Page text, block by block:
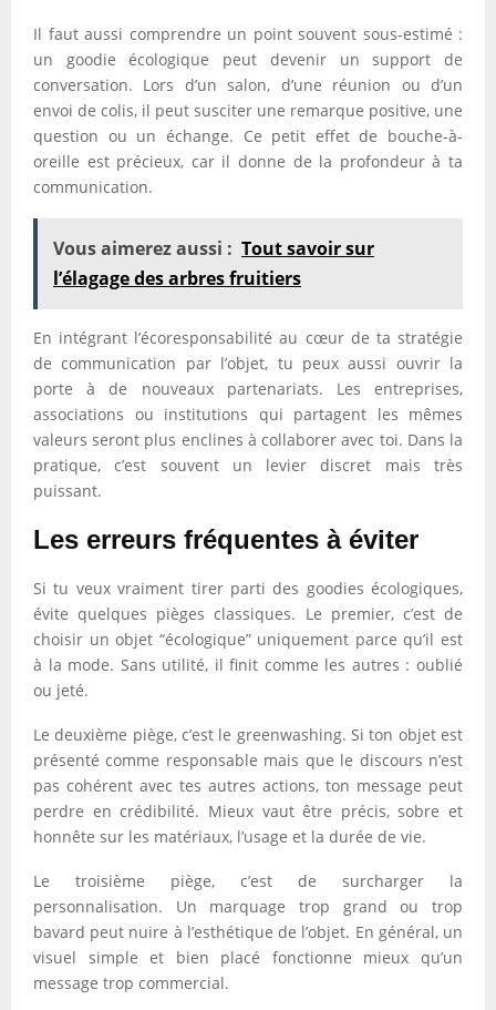
Il faut aussi comprendre un point souvent sous-estimé :
un goodie écologique peut devenir un support de
conversation. Lors d’un salon, d’une réunion ou d’un
envoi de colis, il peut susciter une remarque positive, une
question ou un échange. Ce petit effet de bouche-à-
oreille est précieux, car il donne de la profondeur à ta
communication.
Vous aimerez aussi : Tout savoir sur
l’élagage des arbres fruitiers
En intégrant l’écoresponsabilité au cœur de ta stratégie
de communication par l’objet, tu peux aussi ouvrir la
porte à de nouveaux partenariats. Les entreprises,
associations ou institutions qui partagent les mêmes
valeurs seront plus enclines à collaborer avec toi. Dans la
pratique, c’est souvent un levier discret mais très
puissant.
Les erreurs fréquentes à éviter
Si tu veux vraiment tirer parti des goodies écologiques,
évite quelques pièges classiques. Le premier, c’est de
choisir un objet “écologique” uniquement parce qu’il est
à la mode. Sans utilité, il finit comme les autres : oublié
ou jeté.
Le deuxième piège, c’est le greenwashing. Si ton objet est
présenté comme responsable mais que le discours n’est
pas cohérent avec tes autres actions, ton message peut
perdre en crédibilité. Mieux vaut être précis, sobre et
honnête sur les matériaux, l’usage et la durée de vie.
Le troisième piège, c’est de surcharger la
personnalisation. Un marquage trop grand ou trop
bavard peut nuire à l’esthétique de l’objet. En général, un
visuel simple et bien placé fonctionne mieux qu’un
message trop commercial.